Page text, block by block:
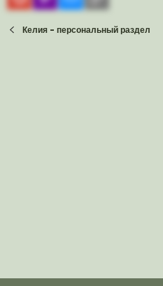
Келия - персональный раздел